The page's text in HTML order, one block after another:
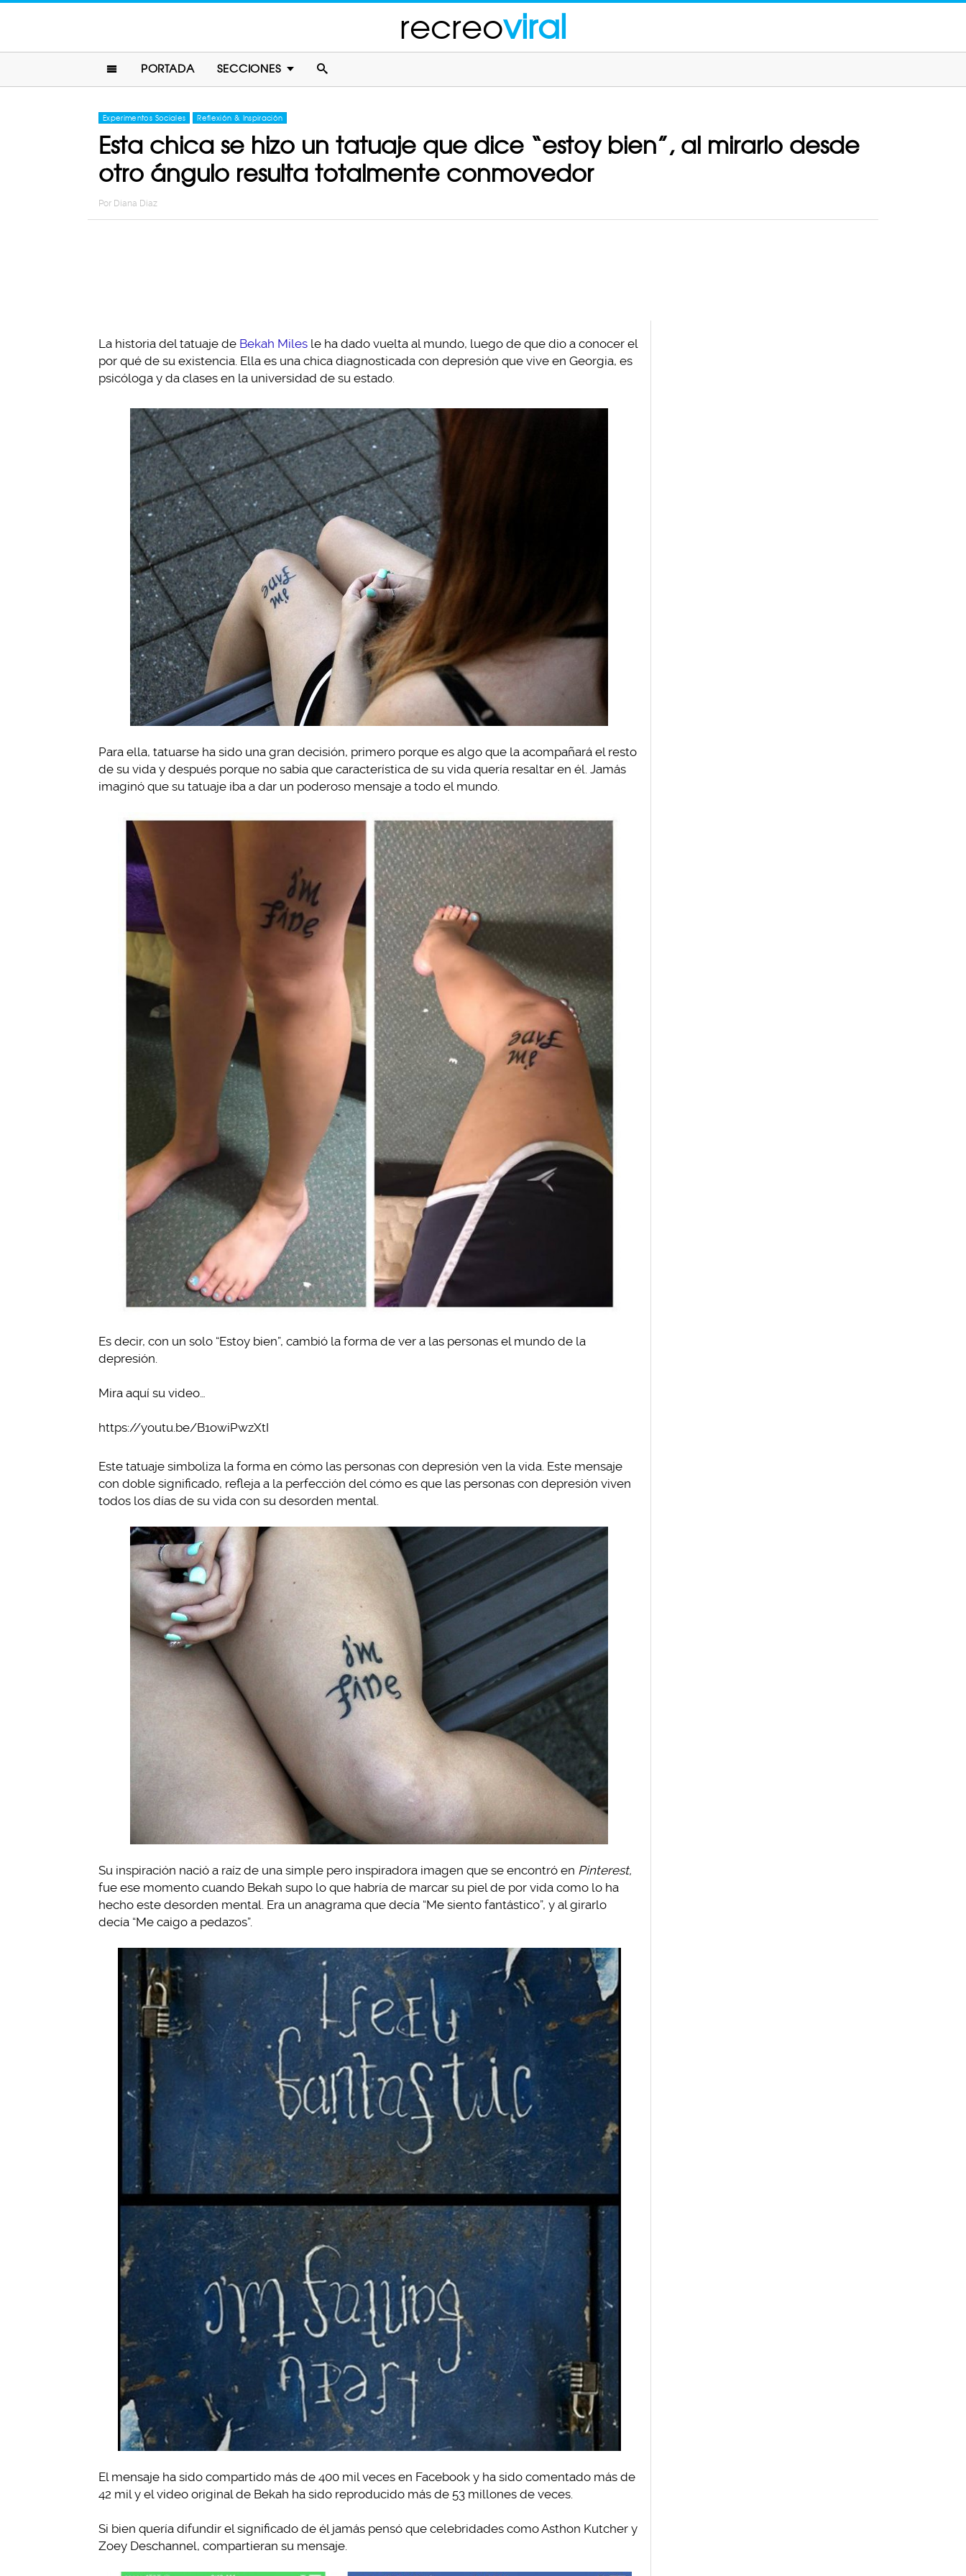
recreoviral
PORTADA SECCIONES
Experimentos Sociales Reflexión & Inspiración
Esta chica se hizo un tatuaje que dice “estoy bien”, al mirarlo desde
otro ángulo resulta totalmente conmovedor
Por Diana Diaz
La historia del tatuaje de Bekah Miles le ha dado vuelta al mundo, luego de que dio a conocer el
por qué de su existencia. Ella es una chica diagnosticada con depresión que vive en Georgia, es
psicóloga y da clases en la universidad de su estado.
Para ella, tatuarse ha sido una gran decisión, primero porque es algo que la acompañará el resto
de su vida y después porque no sabía que característica de su vida quería resaltar en él. Jamás
imaginó que su tatuaje iba a dar un poderoso mensaje a todo el mundo.
Es decir, con un solo “Estoy bien”, cambió la forma de ver a las personas el mundo de la
depresión.
Mira aquí su video…
https://youtu.be/B1owiPwzXtI
Este tatuaje simboliza la forma en cómo las personas con depresión ven la vida. Este mensaje
con doble significado, refleja a la perfección del cómo es que las personas con depresión viven
todos los días de su vida con su desorden mental.
Su inspiración nació a raíz de una simple pero inspiradora imagen que se encontró en Pinterest,
fue ese momento cuando Bekah supo lo que habría de marcar su piel de por vida como lo ha
hecho este desorden mental. Era un anagrama que decía “Me siento fantástico”, y al girarlo
decía “Me caigo a pedazos”.
El mensaje ha sido compartido más de 400 mil veces en Facebook y ha sido comentado más de
42 mil y el video original de Bekah ha sido reproducido más de 53 millones de veces.
Si bien quería difundir el significado de él jamás pensó que celebridades como Asthon Kutcher y
Zoey Deschannel, compartieran su mensaje.